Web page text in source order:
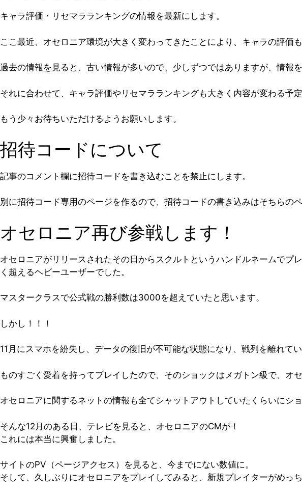
キャラ評価・リセマラランキングの情報を最新にします。
ここ最近、オセロニア環境が大きく変わってきたことにより、キャラの評価
過去の情報を見ると、古い情報が多いので、少しずつではありますが、情報
それに合わせて、キャラ評価やリセマラランキングも大きく内容が変わる予定
もう少々お待ちいただけるようお願いします。
招待コードについて
記事のコメント欄に招待コードを書き込むことを禁止にします。
別に招待コード専用のページを作るので、招待コードの書き込みはそちらの
オセロニア再び参戦します！
オセロニアがリリースされたその日からスクルトというハンドルネームで
く超えるヘビーユーザーでした。
マスタークラスで公式戦の勝利数は3000を超えていたと思います。
しかし！！！
11月にスマホを紛失し、データの復旧が不可能な状態になり、戦列を離れて
ものすごく愛着を持ってプレイしたので、そのショックはメガトン級で、オ
オセロニアに関するネットの情報も全てシャットアウトしていたくらいにシ
そんな12月のある日、テレビを見ると、オセロニアのCMが！
これには本当に興奮しました。
サイトのPV（ページアクセス）を見ると、今までにない数値に。
そして、久しぶりにオセロニアをプレイしてみると、新規プレイターがめっ